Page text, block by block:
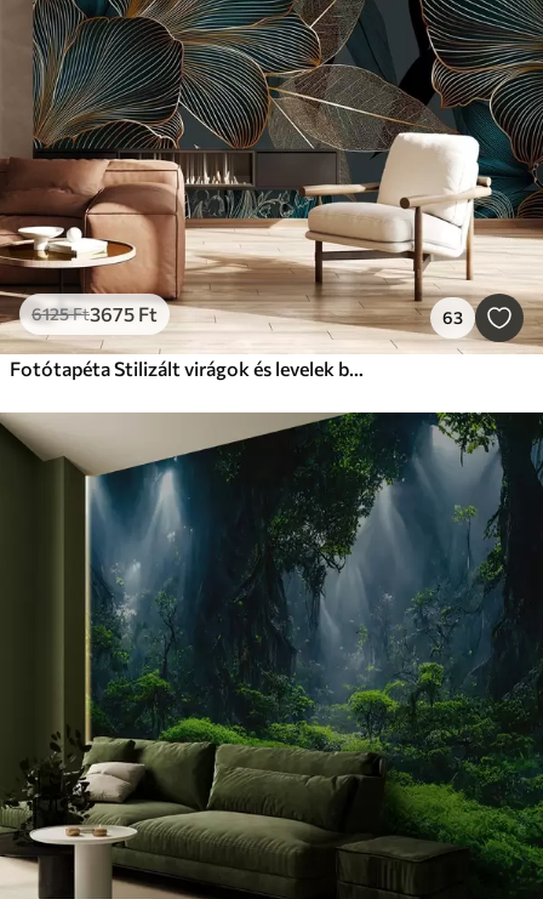
6125Ft3675 Ft 63
Fotótapéta Stilizált virágok és levelek bonyolult vonalvezetéssel, sötét háttéren a teal és a sárga árnyalataiban